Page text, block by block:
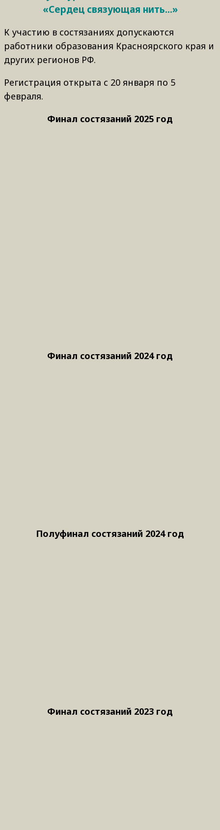
«Сердец связующая нить…»
К участию в состязаниях допускаются
работники образования Красноярского края и
других регионов РФ.
Регистрация открыта с 20 января по 5
февраля.
Финал состязаний 2025 год
Финал состязаний 2024 год
Полуфинал состязаний 2024 год
Финал состязаний 2023 год